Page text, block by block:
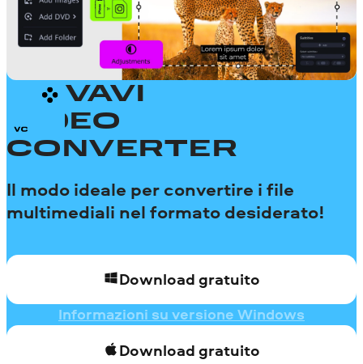
MOVAVI
VIDEO
CONVERTER
Il modo ideale per convertire i file
multimediali nel formato desiderato!
Download gratuito
Informazioni su versione Windows
Download gratuito